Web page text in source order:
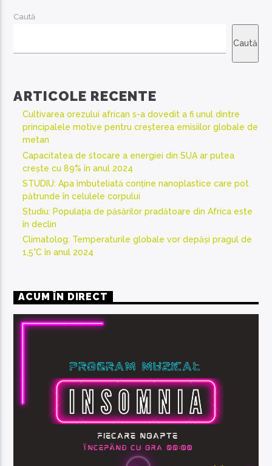
Caută
Caută
ARTICOLE RECENTE
Cultivarea orezului african s-a dovedit a fi unul dintre
principalele motive pentru creșterea emisiilor globale de
metan
Capacitatea de stocare a energiei din SUA ar putea
crește cu 89% în anul 2024
STUDIU: Apa îmbuteliată conține nanoplastice care pot
pătrunde în celulele corpului
Studiu: Populația de păsărilor pradătoare din Africa este
în declin
Climatolog: Temperaturile globale vor depăși pragul de
1,5°C în anul 2024
ACUM ÎN DIRECT